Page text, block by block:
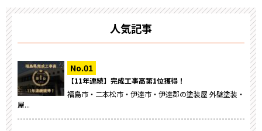
人気記事
【11年連続】完成工事高第1位獲得！
福島市・二本松市・伊達市・伊達郡の塗装屋 外壁塗装・
屋...